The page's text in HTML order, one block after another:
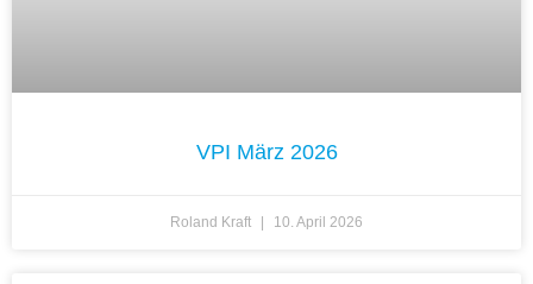
VPI März 2026
Roland Kraft 10. April 2026